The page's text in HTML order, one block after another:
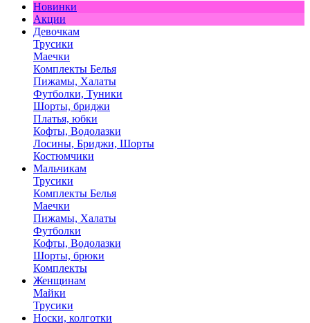
Новинки
Акции
Девочкам
Трусики
Маечки
Комплекты Белья
Пижамы, Халаты
Футболки, Туники
Шорты, бриджи
Платья, юбки
Кофты, Водолазки
Лосины, Бриджи, Шорты
Костюмчики
Мальчикам
Трусики
Комплекты Белья
Маечки
Пижамы, Халаты
Футболки
Кофты, Водолазки
Шорты, брюки
Комплекты
Женщинам
Майки
Трусики
Носки, колготки